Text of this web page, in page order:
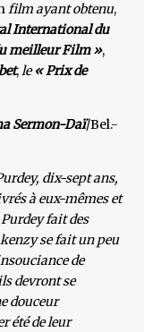
film ayant obtenu,
International du
meilleur Film »,
,le« Prix de
Sermon-Daï/Bel.-
dix-sept ans,
à eux-mêmes et
fait des
se fait un peu
de
devront se
douceur
été de leur